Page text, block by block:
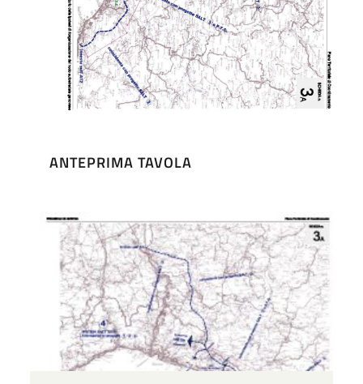
ANTEPRIMA TAVOLA